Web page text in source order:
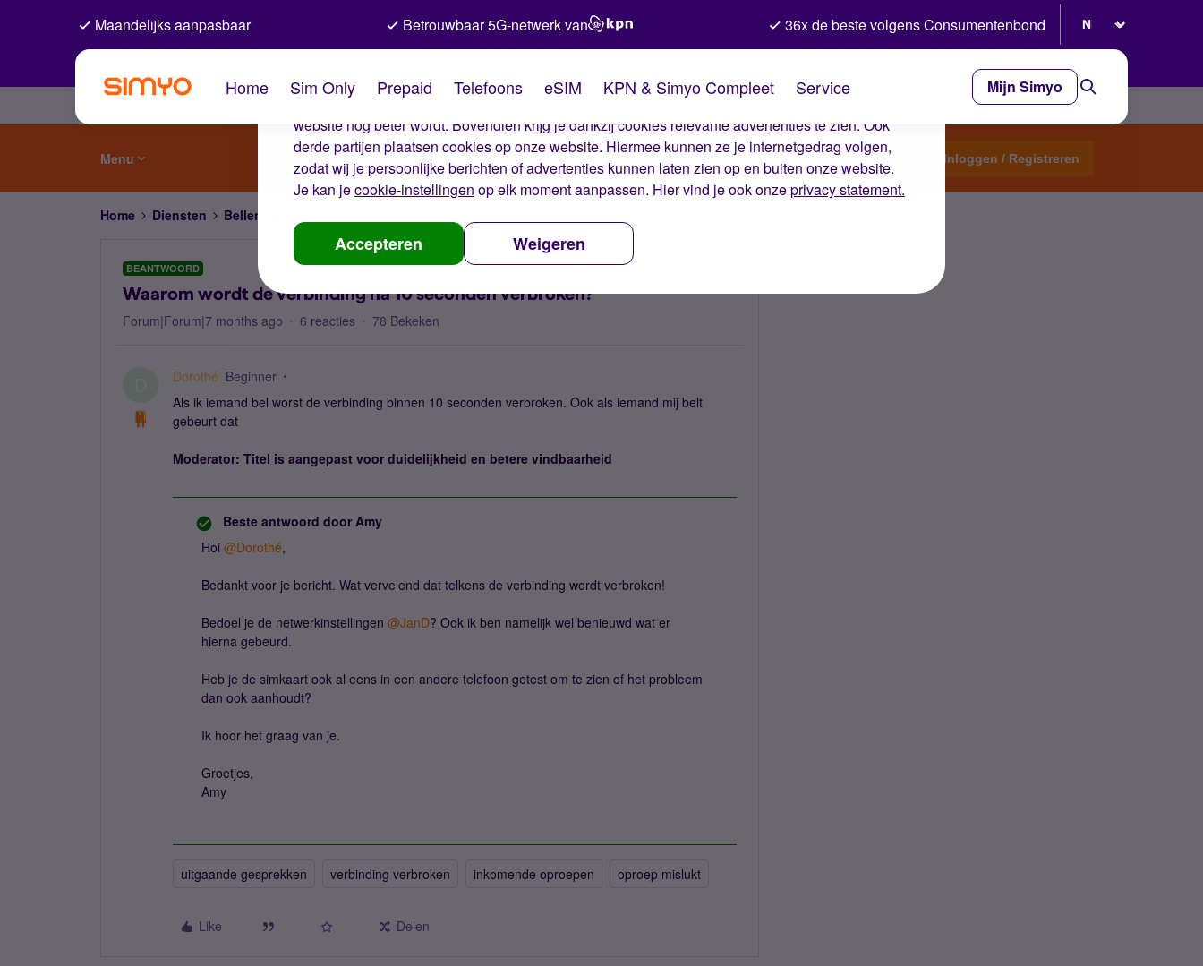
De cookies van Simyo
Wij gebruiken cookies op onze website. Met deze cookies zorgen wij ervoor dat je ervaring op de
website nog beter wordt. Bovendien krijg je dankzij cookies relevante advertenties te zien. Ook
derde partijen plaatsen cookies op onze website. Hiermee kunnen ze je internetgedrag volgen,
zodat wij je persoonlijke berichten of advertenties kunnen laten zien op en buiten onze website.
Je kan jecookie-instellingen op elk moment aanpassen. Hier vind je ook onzeprivacy statement.
Accepteren Weigeren
Maandelijks aanpasbaar Betrouwbaar 5G-netwerk van 36x de beste volgens Consumentenbond
Home Sim Only Prepaid Telefoons eSIM KPN & Simyo Compleet Service Mijn Simyo
Menu Start een topic Inloggen / Registreren
Home Diensten Bellen, sms'en, netwerk en nummerbehoud
BEANTWOORD
Waarom wordt de verbinding na 10 seconden verbroken?
Forum|Forum|7 months ago 6 reacties 78 Bekeken
Dorothé Beginner
Als ik iemand bel worst de verbinding binnen 10 seconden verbroken. Ook als iemand mij belt
gebeurt dat
Moderator: Titel is aangepast voor duidelijkheid en betere vindbaarheid
Beste antwoord door Amy
Hoi ​ @Dorothé,
Bedankt voor je bericht. Wat vervelend dat telkens de verbinding wordt verbroken!
Bedoel je de netwerkinstellingen ​ @JanD? Ook ik ben namelijk wel benieuwd wat er
hierna gebeurd.
Heb je de simkaart ook al eens in een andere telefoon getest om te zien of het probleem
dan ook aanhoudt?
Ik hoor het graag van je.
Groetjes,
Amy
uitgaande gesprekken verbinding verbroken inkomende oproepen oproep mislukt
Like Delen